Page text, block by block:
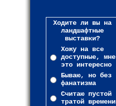
Ходите ли вы на
ландшафтные
выставки?
Хожу на все
доступные, мне
это интересно
Бываю, но без
фанатизма
Считаю пустой
тратой времени